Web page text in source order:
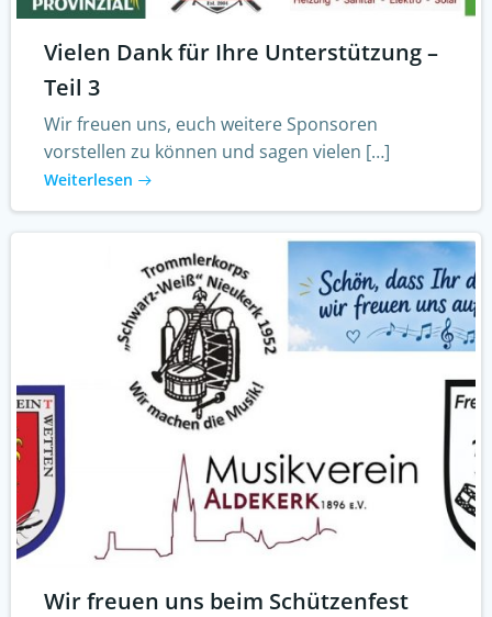
Vielen Dank für Ihre Unterstützung –
Teil 3
Wir freuen uns, euch weitere Sponsoren
vorstellen zu können und sagen vielen […]
Weiterlesen
Wir freuen uns beim Schützenfest